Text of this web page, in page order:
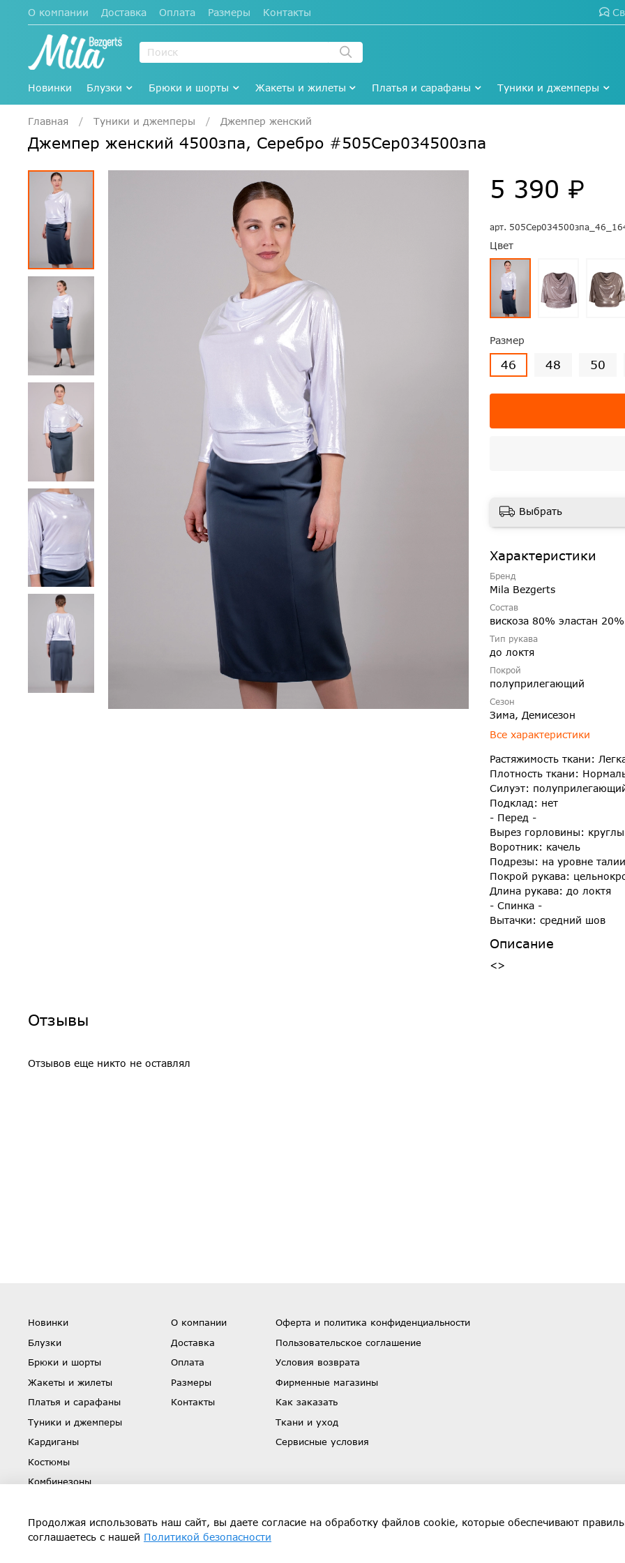
О компании Доставка Оплата Размеры Контакты
Новинки Блузки Брюки и шорты Жакеты и жилеты Платья и сарафаны Туники и джемперы
Главная Туники и джемперы Джемпер женский
Джемпер женский 4500зпа, Серебро #505Сер034500зпа
арт.
Цвет
Размер
46 48 50
5 390 ₽
Выбрать
Характеристики
Бренд
Mila Bezgerts
Состав
вискоза 80% эластан 20%
Тип рукава
до локтя
Покрой
полуприлегающий
Сезон
Зима, Демисезон
Все характеристики
Растяжимость ткани:
Плотность ткани:
Силуэт:
Подклад: нет
- Перед -
Вырез горловины:
Воротник: качель
Подрезы: на уровне талии
Покрой рукава:
Длина рукава: до локтя
- Спинка -
Вытачки: средний шов
Описание
<>
Отзывы
Отзывов еще никто не оставлял
Новинки
Блузки
Брюки и шорты
Жакеты и жилеты
Платья и сарафаны
Туники и джемперы
Кардиганы
Костюмы
Комбинезоны
Скидки
О компании
Доставка
Оплата
Размеры
Контакты
Оферта и политика конфиденциальности
Пользовательское соглашение
Условия возврата
Фирменные магазины
Как заказать
Ткани и уход
Сервисные условия
Продолжая использовать наш сайт, вы даете согласие на обработку файлов cookie, которые обеспечивают
соглашаетесь с нашей Политикой безопасности